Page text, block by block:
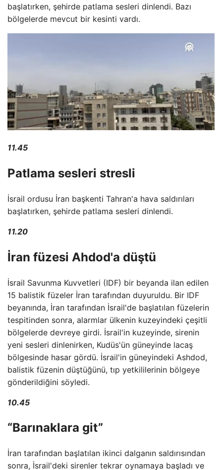
başlatırken, şehirde patlama sesleri dinlendi. Bazı
bölgelerde mevcut bir kesinti vardı.
11.45
Patlama sesleri stresli
İsrail ordusu İran başkenti Tahran'a hava saldırıları
başlatırken, şehirde patlama sesleri dinlendi.
11.20
İran füzesi Ahdod'a düştü
İsrail Savunma Kuvvetleri (IDF) bir beyanda ilan edilen
15 balistik füzeler İran tarafından duyuruldu. Bir IDF
beyanında, İran tarafından İsrail'de başlatılan füzelerin
tespitinden sonra, alarmlar ülkenin kuzeyindeki çeşitli
bölgelerde devreye girdi. İsrail'in kuzeyinde, sirenin
yeni sesleri dinlenirken, Kudüs'ün güneyinde lacaş
bölgesinde hasar gördü. İsrail'in güneyindeki Ashdod,
balistik füzenin düştüğünü, tıp yetkililerinin bölgeye
gönderildiğini söyledi.
10.45
“Barınaklara git”
İran tarafından başlatılan ikinci dalganın saldırısından
sonra, İsrail'deki sirenler tekrar oynamaya başladı ve